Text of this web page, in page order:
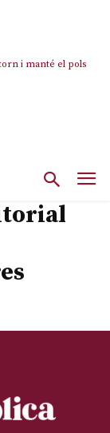
i manté el pols
massiu per la seva